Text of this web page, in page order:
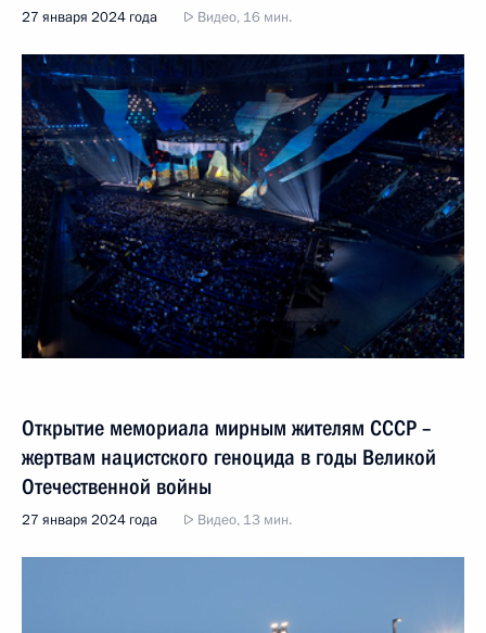
27 января 2024 года Видео, 16 мин.
Открытие мемориала мирным жителям СССР –
жертвам нацистского геноцида в годы Великой
Отечественной войны
27 января 2024 года Видео, 13 мин.